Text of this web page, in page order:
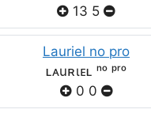
13 5
Lauriel no pro
ʟᴀuʀιᴇʟ ⁿᵒ ᵖʳᵒ
0 0